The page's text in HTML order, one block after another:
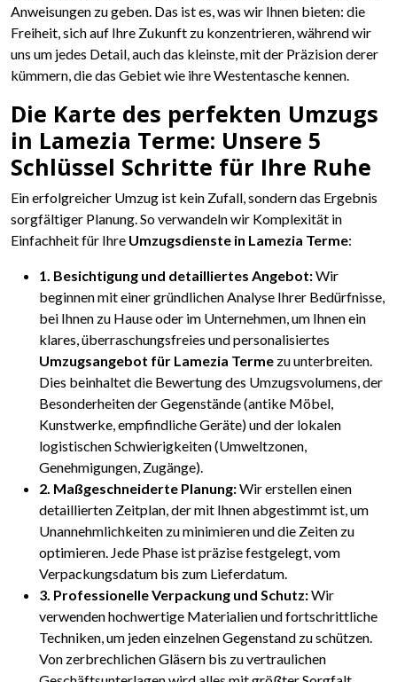
Anweisungen zu geben. Das ist es, was wir Ihnen bieten: die
Freiheit, sich auf Ihre Zukunft zu konzentrieren, während wir
uns um jedes Detail, auch das kleinste, mit der Präzision derer
kümmern, die das Gebiet wie ihre Westentasche kennen.
Die Karte des perfekten Umzugs
in Lamezia Terme: Unsere 5
Schlüssel Schritte für Ihre Ruhe
Ein erfolgreicher Umzug ist kein Zufall, sondern das Ergebnis
sorgfältiger Planung. So verwandeln wir Komplexität in
Einfachheit für Ihre Umzugsdienste in Lamezia Terme:
1. Besichtigung und detailliertes Angebot:Wir
beginnen mit einer gründlichen Analyse Ihrer Bedürfnisse,
bei Ihnen zu Hause oder im Unternehmen, um Ihnen ein
klares, überraschungsfreies und personalisiertes
Umzugsangebot für Lamezia Terme zu unterbreiten.
Dies beinhaltet die Bewertung des Umzugsvolumens, der
Besonderheiten der Gegenstände (antike Möbel,
Kunstwerke, empfindliche Geräte) und der lokalen
logistischen Schwierigkeiten (Umweltzonen,
Genehmigungen, Zugänge).
2. Maßgeschneiderte Planung:Wir erstellen einen
detaillierten Zeitplan, der mit Ihnen abgestimmt ist, um
Unannehmlichkeiten zu minimieren und die Zeiten zu
optimieren. Jede Phase ist präzise festgelegt, vom
Verpackungsdatum bis zum Lieferdatum.
3. Professionelle Verpackung und Schutz:Wir
verwenden hochwertige Materialien und fortschrittliche
Techniken, um jeden einzelnen Gegenstand zu schützen.
Von zerbrechlichen Gläsern bis zu vertraulichen